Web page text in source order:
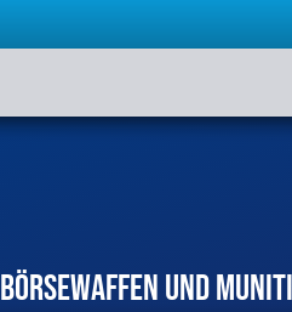
BörseWaffen und